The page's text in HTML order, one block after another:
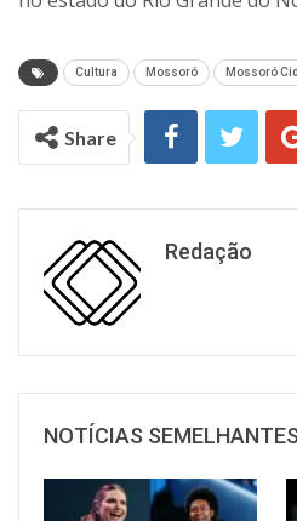
Cultura Mossoró Mossoró
Share
Redação
NOTÍCIAS SEMELHANTES